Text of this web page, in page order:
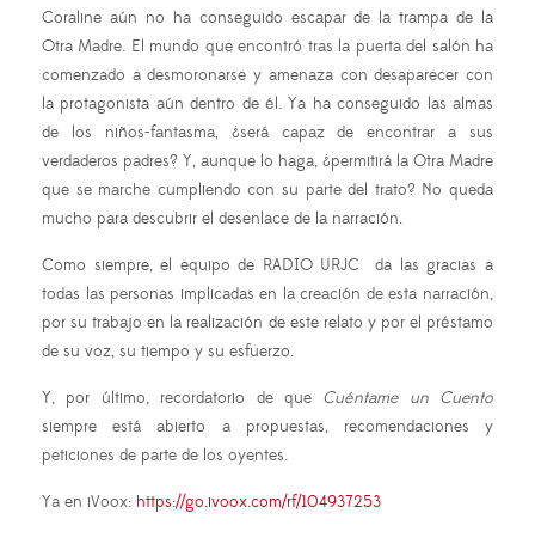
Coraline aún no ha conseguido escapar de la trampa de la
Otra Madre. El mundo que encontró tras la puerta del salón ha
comenzado a desmoronarse y amenaza con desaparecer con
la protagonista aún dentro de él. Ya ha conseguido las almas
de los niños-fantasma, ¿será capaz de encontrar a sus
verdaderos padres? Y, aunque lo haga, ¿permitirá la Otra Madre
que se marche cumpliendo con su parte del trato? No queda
mucho para descubrir el desenlace de la narración.
Como siempre, el equipo de RADIO URJC da las gracias a
todas las personas implicadas en la creación de esta narración,
por su trabajo en la realización de este relato y por el préstamo
de su voz, su tiempo y su esfuerzo.
Y, por último, recordatorio de que Cuéntame un Cuento
siempre está abierto a propuestas, recomendaciones y
peticiones de parte de los oyentes.
Ya en iVoox: https://go.ivoox.com/rf/104937253